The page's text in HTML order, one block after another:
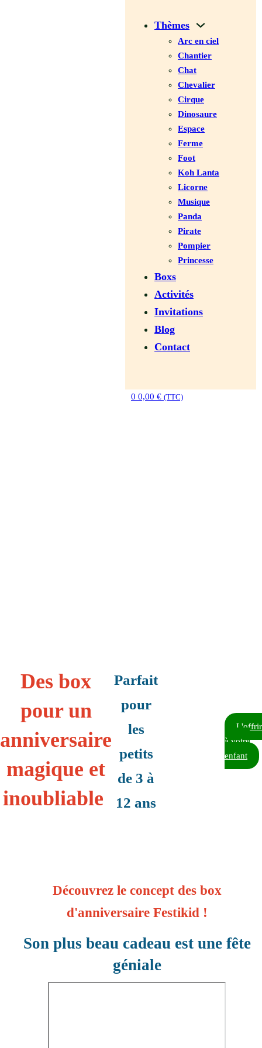
Thèmes
Arc en ciel
Chantier
Chat
Chevalier
Cirque
Dinosaure
Espace
Ferme
Foot
Koh Lanta
Licorne
Musique
Panda
Pirate
Pompier
Princesse
Boxs
Activités
Invitations
Blog
Contact
0 0,00 € (TTC)
Des box
pour un
anniversaire
magique et
inoubliable
Parfait
pour
les
petits
de 3 à
12 ans
L'offrir
à votre
enfant
Découvrez le concept des box
d'anniversaire Festikid !
Son plus beau cadeau est une fête
géniale